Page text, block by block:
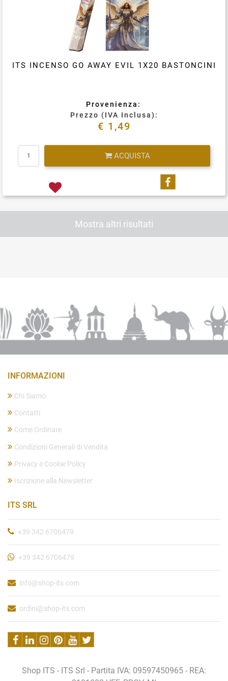
ITS INCENSO GO AWAY EVIL 1X20 BASTONCINI
Provenienza:
Prezzo (IVA Inclusa):
€ 1,49
ACQUISTA
Condividi su
Mostra altri risultati
INFORMAZIONI
Chi Siamo
Contatti
Come Ordinare
Condizioni Generali di Vendita
Privacy e Cookie Policy
Iscrizione alla Newsletter
ITS SRL
+39 342 6706479
+39 342 6706479
info@shop-its.com
ordini@shop-its.com
Shop ITS - ITS Srl - Partita IVA: 09597450965 - REA: